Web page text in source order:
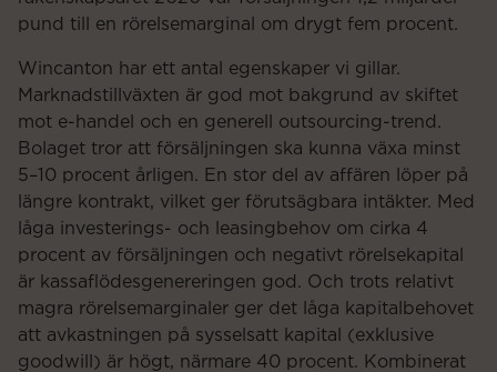
pund till en rörelsemarginal om drygt fem procent.
Wincanton har ett antal egenskaper vi gillar.
Marknadstillväxten är god mot bakgrund av skiftet
mot e-handel och en generell outsourcing-trend.
Bolaget tror att försäljningen ska kunna växa minst
5–10 procent årligen. En stor del av affären löper på
längre kontrakt, vilket ger förutsägbara intäkter. Med
låga investerings- och leasingbehov om cirka 4
procent av försäljningen och negativt rörelsekapital
är kassaflödesgenereringen god. Och trots relativt
magra rörelsemarginaler ger det låga kapitalbehovet
att avkastningen på sysselsatt kapital (exklusive
goodwill) är högt, närmare 40 procent. Kombinerat